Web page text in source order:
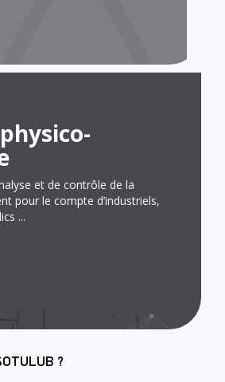
et de contrôle de la
pour le compte d’industriels,
...
?